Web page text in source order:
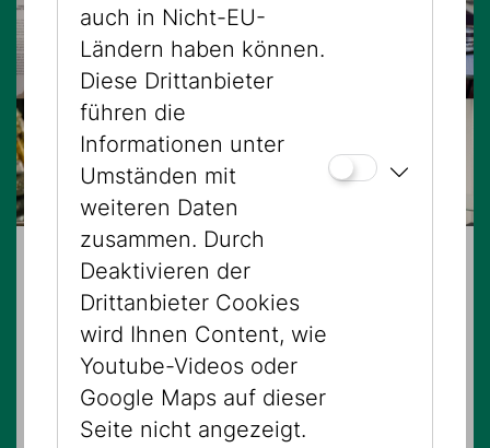
23.08.2026 – 11:00 Uhr
100% Vienna - Museum & Falafel
FÜHRUNGEN
Mehrere Standorte
auch in Nicht-EU-
Ländern haben können.
Diese Drittanbieter
führen die
Informationen unter
Umständen mit
weiteren Daten
zusammen. Durch
Deaktivieren der
Drittanbieter Cookies
wird Ihnen Content, wie
Youtube-Videos oder
Google Maps auf dieser
Seite nicht angezeigt.